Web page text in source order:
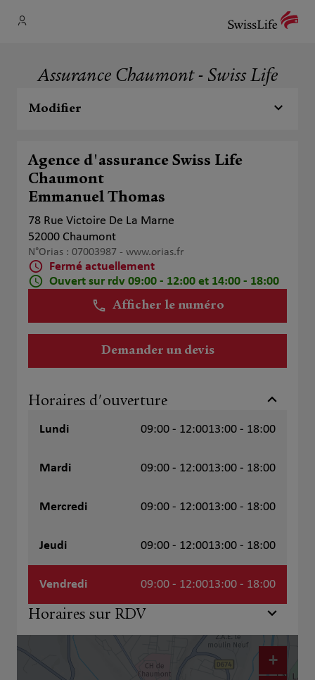
Assurance Chaumont - Swiss Life
Modifier
Agence d'assurance Swiss Life
Chaumont
Emmanuel Thomas
78 Rue Victoire De La Marne
52000 Chaumont
N°Orias : 07003987 - www.orias.fr
Fermé actuellement
Ouvert sur rdv 09:00 - 12:00 et 14:00 - 18:00
Afficher le numéro
Demander un devis
Horaires d'ouverture
Lundi 09:00 - 12:0013:00 - 18:00
Mardi 09:00 - 12:0013:00 - 18:00
Mercredi 09:00 - 12:0013:00 - 18:00
Jeudi 09:00 - 12:0013:00 - 18:00
Vendredi 09:00 - 12:0013:00 - 18:00
Horaires sur RDV
+